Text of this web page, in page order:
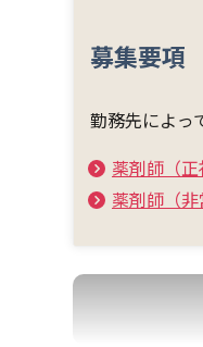
募集要項
勤務先によっ
薬剤師（正
薬剤師（非